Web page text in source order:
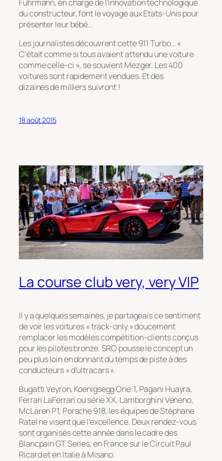
Fuhrmann, en charge de l’innovation technologique
du constructeur, font le voyage aux Etats-Unis pour
présenter leur bébé…
Les journalistes découvrent cette 911 Turbo… «
C’était comme si tous avaient attendu une voiture
comme celle-ci », se souvient Mezger. Les 400
voitures sont rapidement vendues. Et des
dizaines de milliers suivront !
18 août 2015
La course club very, very VIP
Il y a quelques semaines, je partageais ce sentiment
de voir les voitures « track-only » doucement
remplacer les modèles compétition-clients conçus
pour les pilotesbronze. SRO pousse le concept un
peu plus loin en donnant du temps de piste à des
conducteurs « d’ultracars ».
Bugatti Veyron, Koenigsegg One:1, Pagani Huayra,
Ferrari LaFerrari ou série XX, Lamborghini Veneno,
McLaren P1, Porsche 918, les équipes de Stéphane
Ratel ne visent que l’excellence. Deux rendez-vous
sont organisés cette année dans le cadre des
Blancpain GT Series, en France sur le Circuit Paul
Ricard et en Italie à Misano.